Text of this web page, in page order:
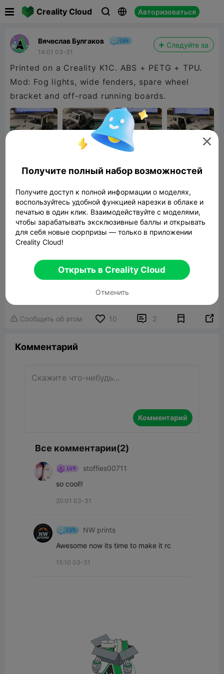
Creality Cloud   Авторизоваться
Вячеслав Булгаков
14:01 03-31
Следуйте за
Printed on a Creality K1C. ABS + PETG + TPU.
Mod: Fog lights, wide fenders, spare wheel
bracket and off-road running boards.
2-door JEEP w removable HARDTOP -
Связанные 3D модели
 Сообщить об этом 10  2 
Комментарий
Комментарий
Все комментарии(2)
stoffies00711
so cool!!
20:01 03-31
NW prints
Awesome now its time to make it rc
15:10 03-31

Получите полный набор возможностей
Получите доступ к полной информации о моделях,
воспользуйтесь удобной функцией нарезки в облаке и
печатью в один клик. Взаимодействуйте с моделями,
чтобы зарабатывать эксклюзивные баллы и открывать
для себя новые сюрпризы — только в приложении
Creality Cloud!
Открыть в Creality Cloud
Отменить